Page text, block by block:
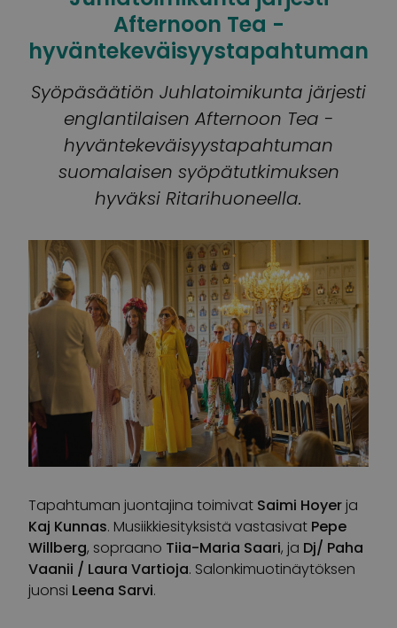
Afternoon Tea -
hyväntekeväisyystapahtuman
Syöpäsäätiön Juhlatoimikunta järjesti
englantilaisen Afternoon Tea -
hyväntekeväisyystapahtuman
suomalaisen syöpätutkimuksen
hyväksi Ritarihuoneella.
Tapahtuman juontajina toimivat Saimi Hoyer ja
Kaj Kunnas. Musiikkiesityksistä vastasivat Pepe
Willberg, sopraano Tiia-Maria Saari, ja Dj/ Paha
Vaanii / Laura Vartioja. Salonkimuotinäytöksen
juonsi Leena Sarvi.